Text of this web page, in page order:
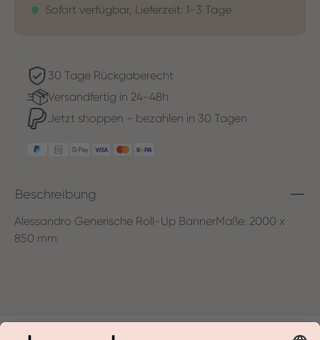
Sofort verfügbar, Lieferzeit: 1-3 Tage
30 Tage Rückgaberecht
Versandfertig in 24-48h
Jetzt shoppen - bezahlen in 30 Tagen
Beschreibung
Alessandro Generische Roll-Up BannerMaße: 2000 x
850 mm